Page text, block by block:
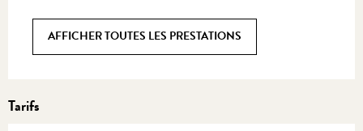
AFFICHER TOUTES LES PRESTATIONS
Tarifs